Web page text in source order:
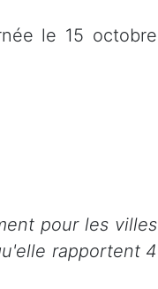
le 15 octobre
pour les villes
rapportent 4